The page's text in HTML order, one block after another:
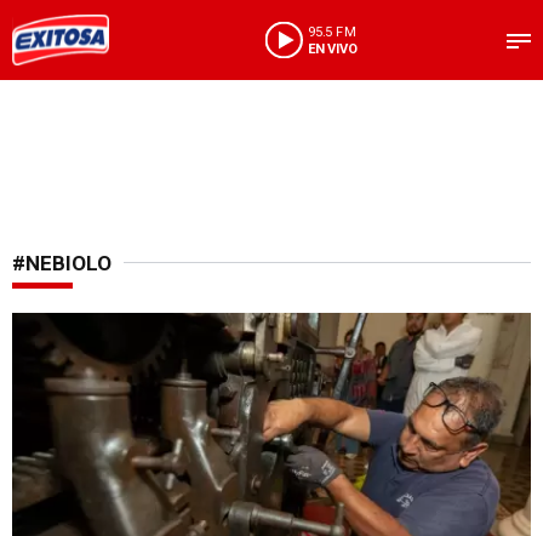
95.5 FM
EN VIVO
#NEBIOLO